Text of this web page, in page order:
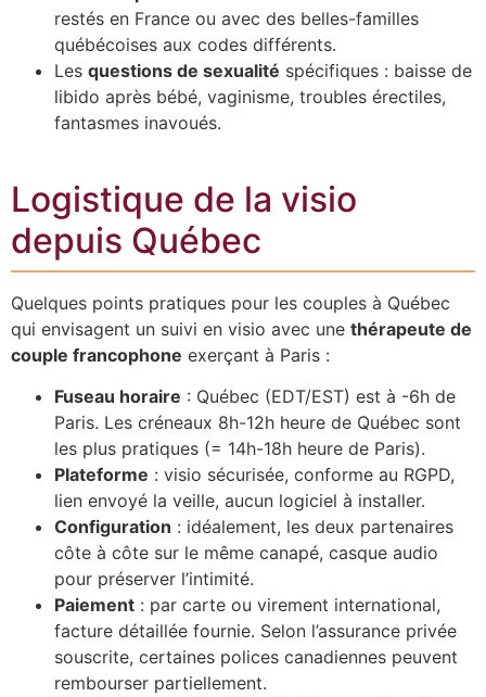
restés en France ou avec des belles-familles
québécoises aux codes différents.
Les questions de sexualité spécifiques : baisse de
libido après bébé, vaginisme, troubles érectiles,
fantasmes inavoués.
Logistique de la visio
depuis Québec
Quelques points pratiques pour les couples à Québec
qui envisagent un suivi en visio avec une thérapeute de
couple francophone exerçant à Paris :
Fuseau horaire : Québec (EDT/EST) est à -6h de
Paris. Les créneaux 8h-12h heure de Québec sont
les plus pratiques (= 14h-18h heure de Paris).
Plateforme : visio sécurisée, conforme au RGPD,
lien envoyé la veille, aucun logiciel à installer.
Configuration : idéalement, les deux partenaires
côte à côte sur le même canapé, casque audio
pour préserver l’intimité.
Paiement : par carte ou virement international,
facture détaillée fournie. Selon l’assurance privée
souscrite, certaines polices canadiennes peuvent
rembourser partiellement.